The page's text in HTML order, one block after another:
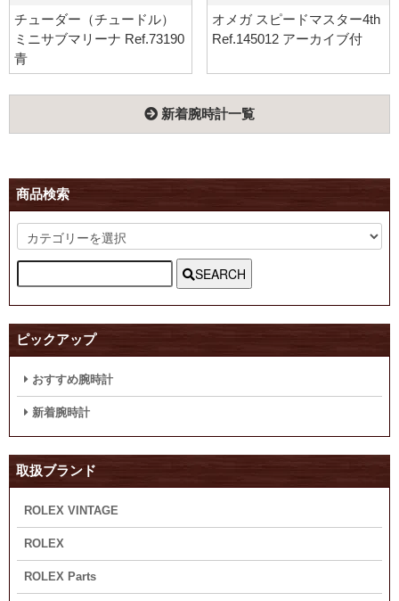
チューダー（チュードル）
ミニサブマリーナ Ref.73190
青
オメガ スピードマスター4th
Ref.145012 アーカイブ付
新着腕時計一覧
商品検索
SEARCH
ピックアップ
おすすめ腕時計
新着腕時計
取扱ブランド
ROLEX VINTAGE
ROLEX
ROLEX Parts